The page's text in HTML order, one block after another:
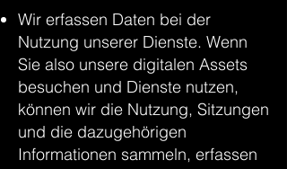
Wir erfassen Daten bei der
Nutzung unserer Dienste. Wenn
Sie also unsere digitalen Assets
besuchen und Dienste nutzen,
können wir die Nutzung, Sitzungen
und die dazugehörigen
Informationen sammeln, erfassen